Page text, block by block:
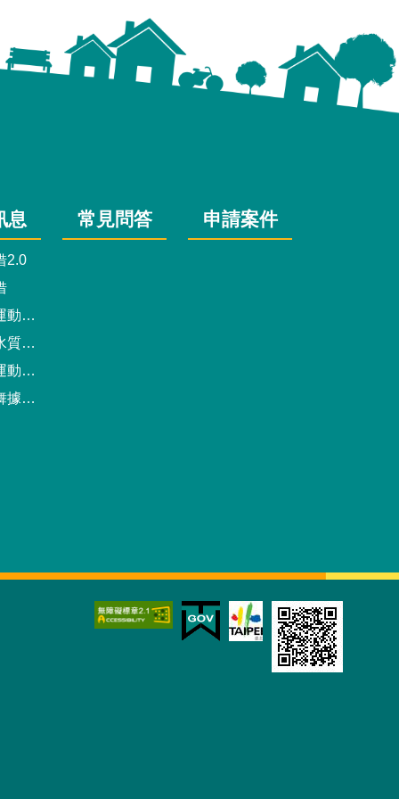
息
2.0
心
報告
系統
地圖
常見問答 申請案件